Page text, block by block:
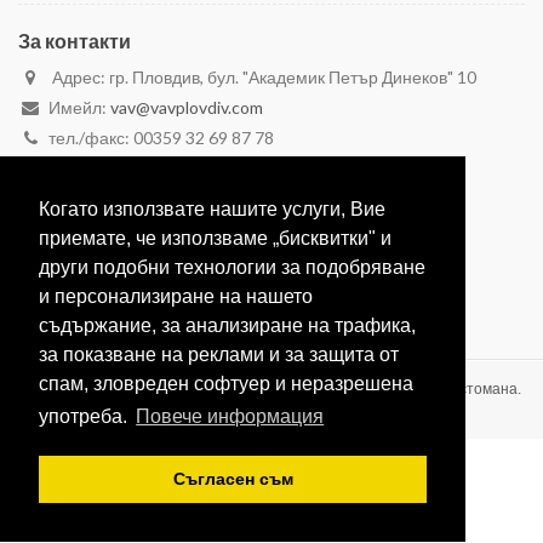
Когато използвате нашите услуги, Вие
приемате, че използваме „бисквитки" и
други подобни технологии за подобряване
и персонализиране на нашето
съдържание, за анализиране на трафика,
за показване на реклами и за защита от
спам, зловреден софтуер и неразрешена
употреба. Повече информация
Съгласен съм
За контакти
Адрес: гр. Пловдив, бул. "Академик Петър Динеков" 10
Имейл: vav@vavplovdiv.com
тел./факс: 00359 32 69 87 78
моб. 00359 888 26 26 23
ВАВ-1991 ЕООД Производство на оборудване от неръждаема стомана.
2020 © Всички права запазени.